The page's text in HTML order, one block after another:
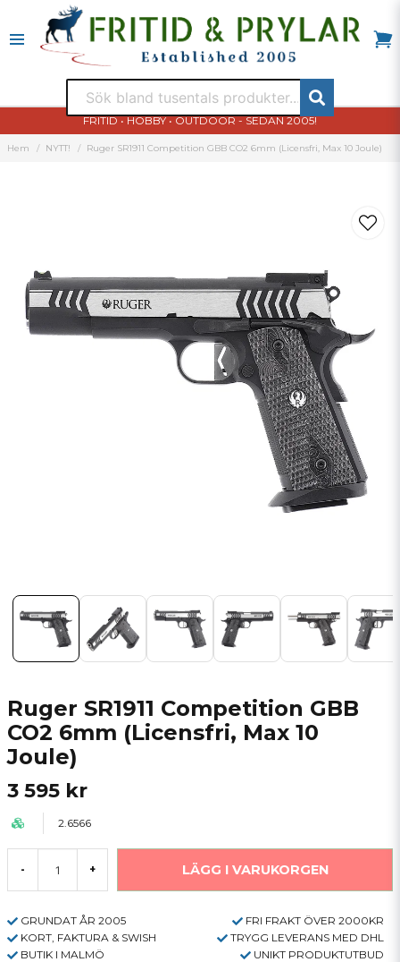
FRITID • HOBBY • OUTDOOR - SEDAN 2005!
Hem NYTT! Ruger SR1911 Competition GBB CO2 6mm (Licensfri, Max 10 Joule)
Ruger SR1911 Competition GBB
CO2 6mm (Licensfri, Max 10
Joule)
3 595 kr
2.6566
- + LÄGG I VARUKORGEN
GRUNDAT ÅR 2005
FRI FRAKT ÖVER 2000KR
KORT, FAKTURA & SWISH
TRYGG LEVERANS MED DHL
BUTIK I MALMÖ
UNIKT PRODUKTUTBUD